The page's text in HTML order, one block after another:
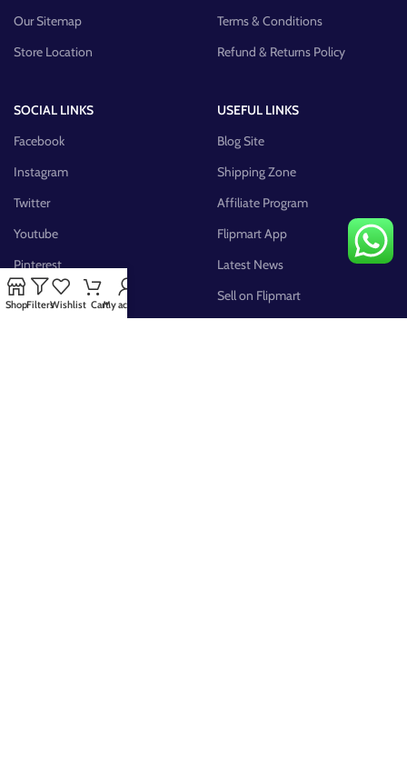
Our Sitemap
Store Location
Terms & Conditions
Refund & Returns Policy
SOCIAL LINKS
Facebook
Instagram
Twitter
Youtube
Pinterest
FB Group
USEFUL LINKS
Blog Site
Shipping Zone
Affiliate Program
Flipmart App
Latest News
Sell on Flipmart
ShopFiltersWishlist CartMy account